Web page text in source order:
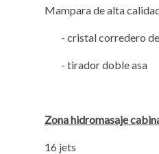
Mampara de alta
- cristal corredero de
- tirador doble asa
Zona hidromasaje
16 jets